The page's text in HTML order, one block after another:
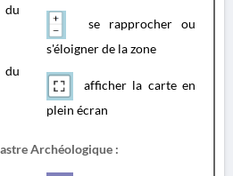
se rapprocher ou
s'éloigner de la zone
afficher la carte en
plein écran
Archéologique :